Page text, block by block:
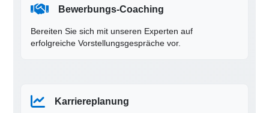
Bewerbungs-Coaching
Bereiten Sie sich mit unseren Experten auf
erfolgreiche Vorstellungsgespräche vor.
Karriereplanung